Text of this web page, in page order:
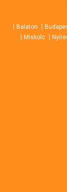
contentBalaton
Miskolc